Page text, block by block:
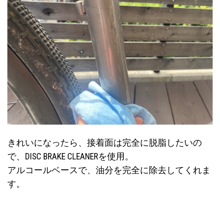
きれいになったら、接着面は完全に脱脂したいの
で、DISC BRAKE CLEANERを使用。
アルコールベースで、油分を完全に除去してくれま
す。